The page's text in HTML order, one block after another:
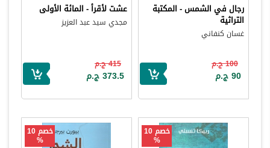
رجال في الشمس - المكتبة
التراثية
غسان كنفاني
100 ج.م
90 ج.م
عشت لأقرأ - المائة الأولى
مجدي سيد عبد العزيز
415 ج.م
373.5 ج.م
خصم 10
%
خصم 10
%